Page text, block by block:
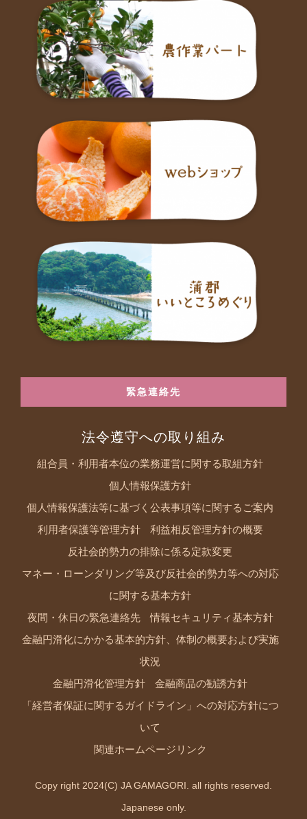
緊急連絡先
法令遵守への取り組み
組合員・利用者本位の業務運営に関する取組方針
個人情報保護方針
個人情報保護法等に基づく公表事項等に関するご案内
利用者保護等管理方針 利益相反管理方針の概要
反社会的勢力の排除に係る定款変更
マネー・ローンダリング等及び反社会的勢力等への対応
に関する基本方針
夜間・休日の緊急連絡先 情報セキュリティ基本方針
金融円滑化にかかる基本的方針、体制の概要および実施
状況
金融円滑化管理方針 金融商品の勧誘方針
「経営者保証に関するガイドライン」への対応方針につ
いて
関連ホームページリンク
Copy right 2024(C) JA GAMAGORI. all rights reserved.
Japanese only.